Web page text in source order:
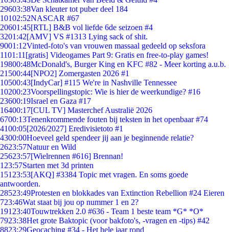
29603:38Van kleuter tot puber deel 184
10102:52NASCAR #67
20601:45[RTL] B&B vol liefde 6de seizoen #4
3201:42[AMV] VS #1313 Lying sack of shit.
9001:12Vinted-foto's van vrouwen massaal gedeeld op seksfora
1101:11 [gratis] Videogames Part 9: Gratis en free-to-play games!
19800:48McDonald's, Burger King en KFC #82 - Meer korting a.u.b.
21500:44[NPO2] Zomergasten 2026 #1
10500:43[IndyCar] #115 We're in Nashville Tennessee
10200:23Voorspellingstopic: Wie is hier de weerkundige? #16
23600:19Israel en Gaza #17
16400:17[CUL TV] Masterchef Australië 2026
6700:13Tenenkrommende fouten bij teksten in het openbaar #74
4100:05[2026/2027] Eredivisietoto #1
4300:00Hoeveel geld spendeer jij aan je beginnende relatie?
2623:57Natuur en Wild
25623:57[Wielrennen #616] Brennan!
1 23:57Starten met 3d printen
151 23:53[AKQ] #3384 Topic met vragen. En soms goede
antwoorden.
28523:49Protesten en blokkades van Extinction Rebellion #24 Eieren
723:46Wat staat bij jou op nummer 1 en 2?
191 23:40Touwtrekken 2.0 #636 - Team 1 beste team *G* *O*
7923:38Het grote Baktopic (voor bakfoto's, -vragen en -tips) #42
8823:29Geocaching #34 - Het hele jaar rond